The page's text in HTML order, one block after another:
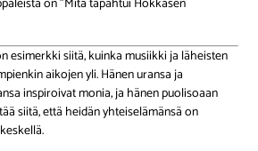
on ”Mitä tapahtui Hokkasen
esimerkki siitä, kuinka musiikki ja läheisten
aikojen yli. Hänen uransa ja
inspiroivat monia, ja hänen puolisoaan
siitä, että heidän yhteiselämänsä on